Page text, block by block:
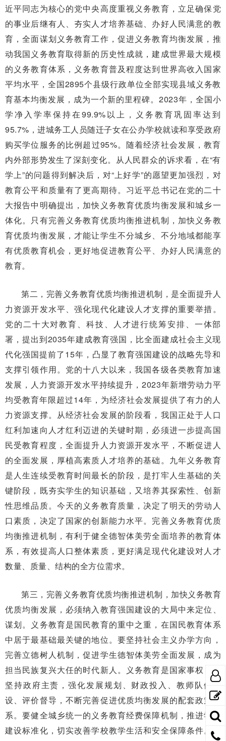
近平同志为核心的党中央高度重视义务教育，立足确保党
的事业后继有人、夯实人才培养基础、办好人民满意的教
育，全面谋划义务教育工作，促进义务教育均衡发展，推
动我国义务教育取得新的历史性成就，建成世界最大规模
的义务教育体系，义务教育普及程度达到世界高收入国家
平均水平，全国2895个县级行政单位全部实现县域义务教
育基本均衡发展，成为一个新的里程碑。2023年，全国小
学净入学率保持在99.9%以上，义务教育巩固率达到
95.7%，进城务工人员随迁子女在公办学校就读和享受政府
购买学位服务的比例超过95%。随着经济社会发展，教育
内外部形势发生了深刻变化。从人民群众的诉求看，在“有
学上”的问题得到解决后，对“上好学”的愿望更加强烈，对
教育公平和质量有了更高期待。习近平总书记在党的二十
大报告中明确提出，加快义务教育优质均衡发展和城乡一
体化。只有完善义务教育优质均衡推进机制，加快义务教
育优质均衡发展，才能让学生不分城乡、不分地域都能享
有优质教育机会，更好地促进教育公平、办好人民满意的
教育。
第二，完善义务教育优质均衡推进机制，是全面提升人
力资源开发水平、强化现代化建设人才支撑的重要举措。
党的二十大对教育、科技、人才进行统筹安排、一体部
署，提出到2035年建成教育强国，比全面建成社会主义现
代化强国提前了15年，凸显了教育强国建设的战略先导和
支撑引领作用。党的十八大以来，我国各级各类教育加速
发展，人力资源开发水平持续提升，2023年新增劳动力平
均受教育年限超过14年，为经济社会发展提供了有力的人
力资源支撑。从经济社会发展的阶段看，我国正处于人口
红利加速向人才红利迈进的关键时期，必须进一步提高国
民受教育程度，全面提升人力资源开发水平，不断促进人
的全面发展，厚植高素质人才培养的基础。九年义务教育
是人生连续受教育时间最长的阶段，是打牢人生基础的关
键阶段，既夯实学生的知识基础，又培养其探索性、创新
性思维品质。今天的义务教育质量，决定了明天的劳动人
口素质，决定了国家的创新能力水平。完善义务教育优质
均衡推进机制，有利于健全德智体美劳全面培养的教育体
系，有效提高人口整体素质，更好满足现代化建设对人才
数量、质量、结构的全方位需求。
第三，完善义务教育优质均衡推进机制，加快义务教育
优质均衡发展，必须纳入教育强国建设的大局中来定位、
谋划。义务教育是国民教育的重中之重，在国民教育体系
中居于最基础最关键的地位。要坚持社会主义办学方向，
完善立德树人机制，促进学生德智体美劳全面发展，成为
担当民族复兴大任的时代新人。义务教育是国家事权，要
坚持政府主责，强化发展规划、财政投入、教师队伍建
设、评价督导，不断完善促进优质均衡发展的配套政策体
系。要健全城乡统一的义务教育经费保障机制，推进学校
建设标准化，切实改善学校教学生活和安全保障条件。要